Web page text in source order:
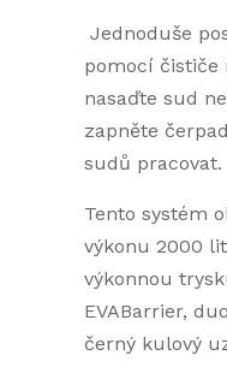
Jednoduše
pomocí čističe
nasaďte sud
zapněte
sudů pracovat.
Tento systém
výkonu 2000
výkonnou
EVABarrier,
černý kulový